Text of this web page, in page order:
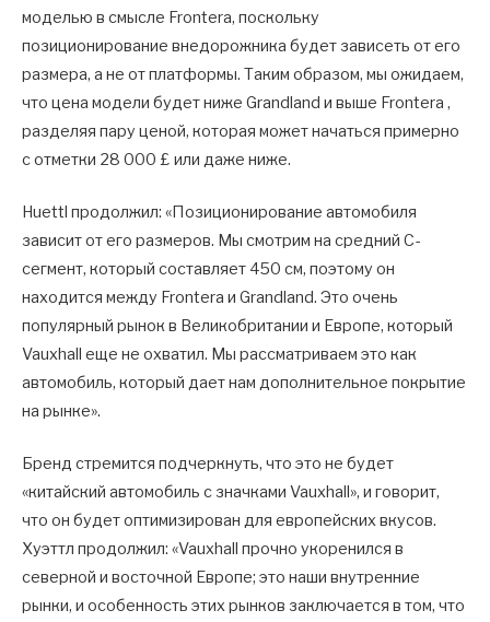
моделью в смысле Frontera, поскольку
позиционирование внедорожника будет зависеть от его
размера, а не от платформы. Таким образом, мы ожидаем,
что цена модели будет ниже Grandland и выше Frontera ,
разделяя пару ценой, которая может начаться примерно
с отметки 28 000 £ или даже ниже.
Huettl продолжил: «Позиционирование автомобиля
зависит от его размеров. Мы смотрим на средний C-
сегмент, который составляет 450 см, поэтому он
находится между Frontera и Grandland. Это очень
популярный рынок в Великобритании и Европе, который
Vauxhall еще не охватил. Мы рассматриваем это как
автомобиль, который дает нам дополнительное покрытие
на рынке».
Бренд стремится подчеркнуть, что это не будет
«китайский автомобиль с значками Vauxhall», и говорит,
что он будет оптимизирован для европейских вкусов.
Хуэттл продолжил: «Vauxhall прочно укоренился в
северной и восточной Европе; это наши внутренние
рынки, и особенность этих рынков заключается в том, что